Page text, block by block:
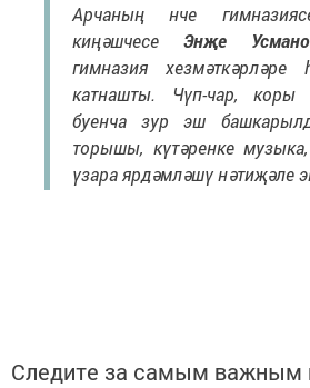
Арчаның нче
киңәшчесе Энҗе
гимназия
катнашты. Чүп-чар,
буенча зур эш
торышы, күтәренке
үзара ярдәмләшү нәтиҗәле
Следите за самым важным